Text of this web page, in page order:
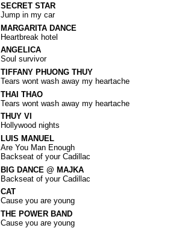
SECRET STAR
Jump in my car
MARGARITA DANCE
Heartbreak hotel
ANGELICA
Soul survivor
TIFFANY PHUONG THUY
Tears wont wash away my heartache
THAI THAO
Tears wont wash away my heartache
THUY VI
Hollywood nights
LUIS MANUEL
Are You Man Enough
Backseat of your Cadillac
BIG DANCE @ MAJKA
Backseat of your Cadillac
CAT
Cause you are young
THE POWER BAND
Cause you are young